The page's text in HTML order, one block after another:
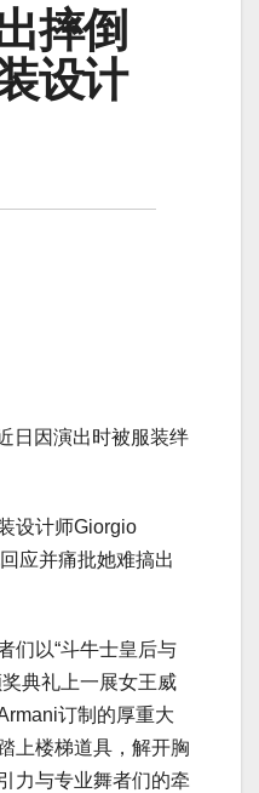
摔倒
设计
日因演出时被服装绊
设计师Giorgio
应并痛批她难搞出
们以“斗牛士皇后与
典礼上一展女王威
订制的厚重大
上楼梯道具，解开胸
力与专业舞者们的牵